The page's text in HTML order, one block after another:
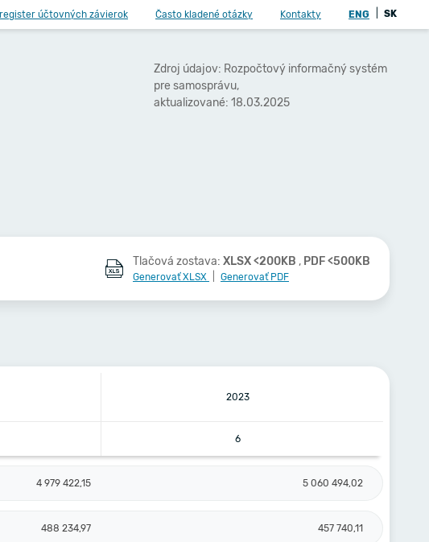
účtovných závierok Často kladené otázky Kontakty ENG SK
Zdroj údajov: Rozpočtový informačný systém
pre samosprávu,
aktualizované: 18.03.2025
Tlačová zostava: XLSX <200KB , PDF <500KB
Generovať XLSX Generovať PDF
2023
6
4 979 422,15 5 060 494,02
488 234,97 457 740,11